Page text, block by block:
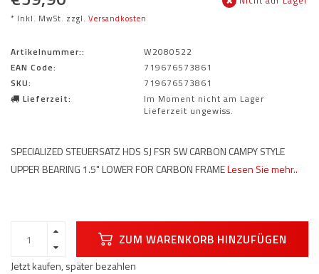
* Inkl. MwSt. zzgl. Versandkosten
Artikelnummer::
W2080522
EAN Code:
719676573861
SKU:
719676573861
Lieferzeit:
Im Moment nicht am Lager
Lieferzeit ungewiss.
SPECIALIZED STEUERSATZ HDS SJ FSR SW CARBON CAMPY STYLE
UPPER BEARING 1.5" LOWER FOR CARBON FRAMELesen Sie mehr..
ZUM WARENKORB HINZUFÜGEN
Jetzt kaufen, später bezahlen